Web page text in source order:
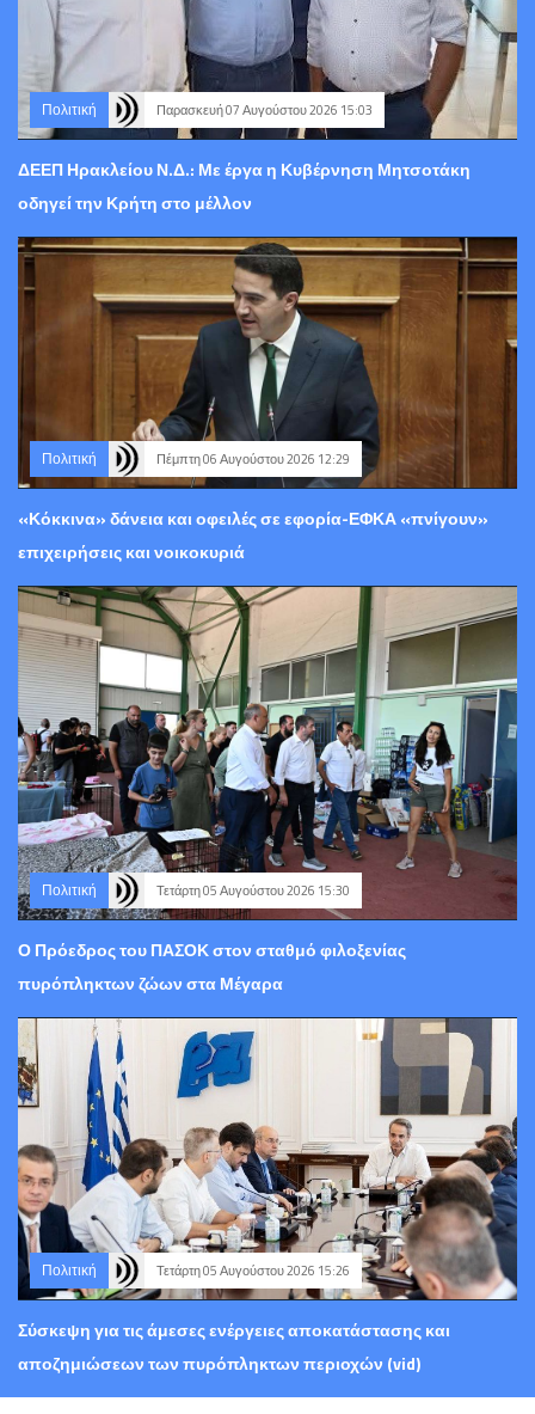
Πολιτική Παρασκευή 07 Αυγούστου 2026 15:03
ΔΕΕΠ Ηρακλείου Ν.Δ.: Με έργα η Κυβέρνηση Μητσοτάκη
οδηγεί την Κρήτη στο μέλλον
Πολιτική Πέμπτη 06 Αυγούστου 2026 12:29
«Κόκκινα» δάνεια και οφειλές σε εφορία-ΕΦΚΑ «πνίγουν»
επιχειρήσεις και νοικοκυριά
Πολιτική Τετάρτη 05 Αυγούστου 2026 15:30
Ο Πρόεδρος του ΠΑΣΟΚ στον σταθμό φιλοξενίας
πυρόπληκτων ζώων στα Μέγαρα
Πολιτική Τετάρτη 05 Αυγούστου 2026 15:26
Σύσκεψη για τις άμεσες ενέργειες αποκατάστασης και
αποζημιώσεων των πυρόπληκτων περιοχών (vid)